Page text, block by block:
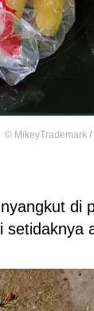
© MikeyTrademark
di
setidaknya